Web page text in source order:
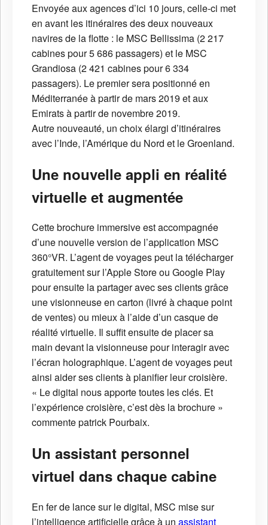
Envoyée aux agences d’ici 10 jours, celle-ci met
en avant les itinéraires des deux nouveaux
navires de la flotte : le MSC Bellissima (2 217
cabines pour 5 686 passagers) et le MSC
Grandiosa (2 421 cabines pour 6 334
passagers). Le premier sera positionné en
Méditerranée à partir de mars 2019 et aux
Emirats à partir de novembre 2019.
Autre nouveauté, un choix élargi d’itinéraires
avec l’Inde, l’Amérique du Nord et le Groenland.
Une nouvelle appli en réalité
virtuelle et augmentée
Cette brochure immersive est accompagnée
d’une nouvelle version de l’application MSC
360°VR. L’agent de voyages peut la télécharger
gratuitement sur l’Apple Store ou Google Play
pour ensuite la partager avec ses clients grâce
une visionneuse en carton (livré à chaque point
de ventes) ou mieux à l’aide d’un casque de
réalité virtuelle. Il suffit ensuite de placer sa
main devant la visionneuse pour interagir avec
l’écran holographique. L’agent de voyages peut
ainsi aider ses clients à planifier leur croisière.
« Le digital nous apporte toutes les clés. Et
l’expérience croisière, c’est dès la brochure »
commente patrick Pourbaix.
Un assistant personnel
virtuel dans chaque cabine
En fer de lance sur le digital, MSC mise sur
l’intelligence artificielle grâce à un assistant